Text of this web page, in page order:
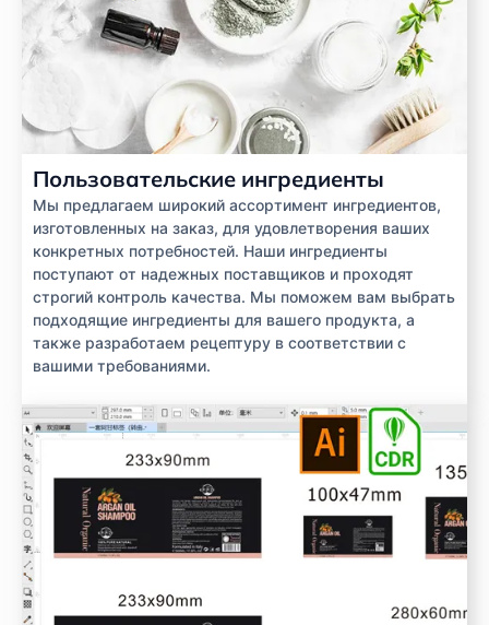
Пользовательские ингредиенты
Мы предлагаем широкий ассортимент ингредиентов,
изготовленных на заказ, для удовлетворения ваших
конкретных потребностей. Наши ингредиенты
поступают от надежных поставщиков и проходят
строгий контроль качества. Мы поможем вам выбрать
подходящие ингредиенты для вашего продукта, а
также разработаем рецептуру в соответствии с
вашими требованиями.